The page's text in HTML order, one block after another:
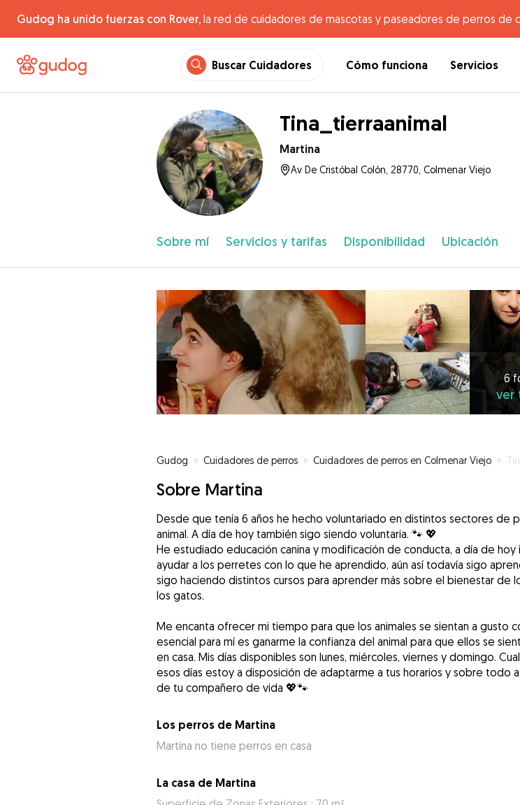
Gudog ha unido fuerzas con Rover, la red de cuidadores de mascotas y paseadores de perros de
Buscar Cuidadores Cómo funciona Servicios
Tina_tierraanimal
Martina
Av De Cristóbal Colón, 28770, Colmenar Viejo
Sobre mí Servicios y tarifas Disponibilidad Ubicación
6
ver
Gudog » Cuidadores de perros » Cuidadores de perros en Colmenar Viejo »
Sobre Martina
Desde que tenía 6 años he hecho voluntariado en distintos sectores de
animal. A día de hoy también sigo siendo voluntaria. 🐾 💖
He estudiado educación canina y modificación de conducta, a día de hoy
ayudar a los perretes con lo que he aprendido, aún así todavía sigo
sigo haciendo distintos cursos para aprender más sobre el bienestar de
los gatos.
Me encanta ofrecer mi tiempo para que los animales se sientan a gusto
esencial para mí es ganarme la confianza del animal para que ellos se
en casa. Mis días disponibles son lunes, miércoles, viernes y domingo.
esos días estoy a disposición de adaptarme a tus horarios y sobre todo a
de tu compañero de vida 💖🐾
Los perros de Martina
Martina no tiene perros en casa
La casa de Martina